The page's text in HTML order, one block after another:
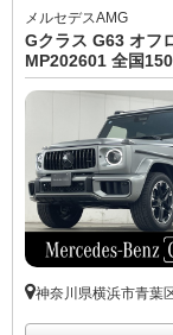
メルセデスAMG
Gクラス G63 オフ
MP202601 全国
神奈川県横浜市青葉